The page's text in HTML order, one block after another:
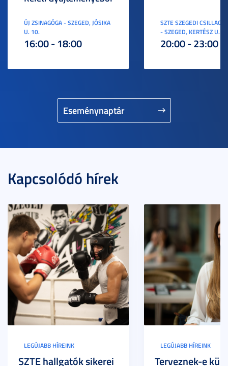
Eseménynaptár
ÚJ ZSINAGÓGA - SZEGED, JÓSIKA
U. 10.
16:00 - 18:00
SZTE SZEGEDI
- SZEGED, KERTÉSZ U. 3.
20:00 - 23:00
Kapcsolódó hírek
LEGÚJABB HÍREINK
SZTE hallgatók sikerei
LEGÚJABB HÍREINK
Terveznek-e